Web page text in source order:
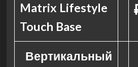
Matrix Lifestyle
Touch Base
Вертикальный